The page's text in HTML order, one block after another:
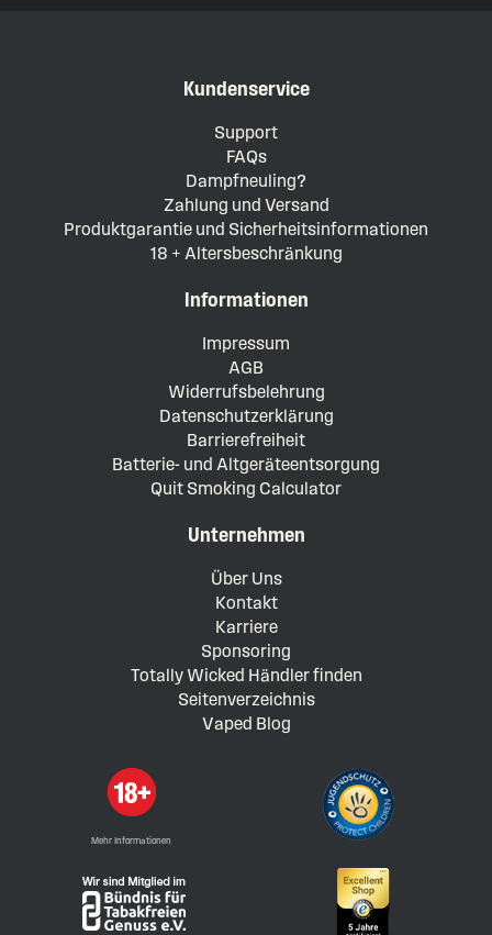
Kundenservice
Support
FAQs
Dampfneuling?
Zahlung und Versand
Produktgarantie und Sicherheitsinformationen
18 + Altersbeschränkung
Informationen
Impressum
AGB
Widerrufsbelehrung
Datenschutzerklärung
Barrierefreiheit
Batterie- und Altgeräteentsorgung
Quit Smoking Calculator
Unternehmen
Über Uns
Kontakt
Karriere
Sponsoring
Totally Wicked Händler finden
Seitenverzeichnis
Vaped Blog
Mehr Informationen